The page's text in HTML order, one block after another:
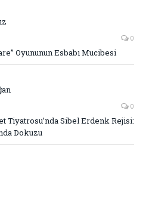
0
Oyununun Esbabı Mucibesi
0
Tiyatrosu’nda Sibel Erdenk Rejisi:
Dokuzu